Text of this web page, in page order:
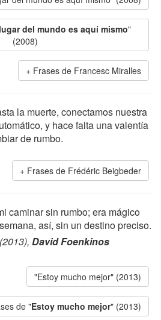
del mundo es aquí mismo"
(2008)
Frases de Francesc Miralles
la muerte, conectamos nuestra
y hace falta una valentía
de rumbo.
Frases de Frédéric Beigbeder
caminar sin rumbo; era mágico
así, sin un destino preciso.
David Foenkinos
"Estoy mucho mejor" (2013)
de "Estoy mucho mejor" (2013)